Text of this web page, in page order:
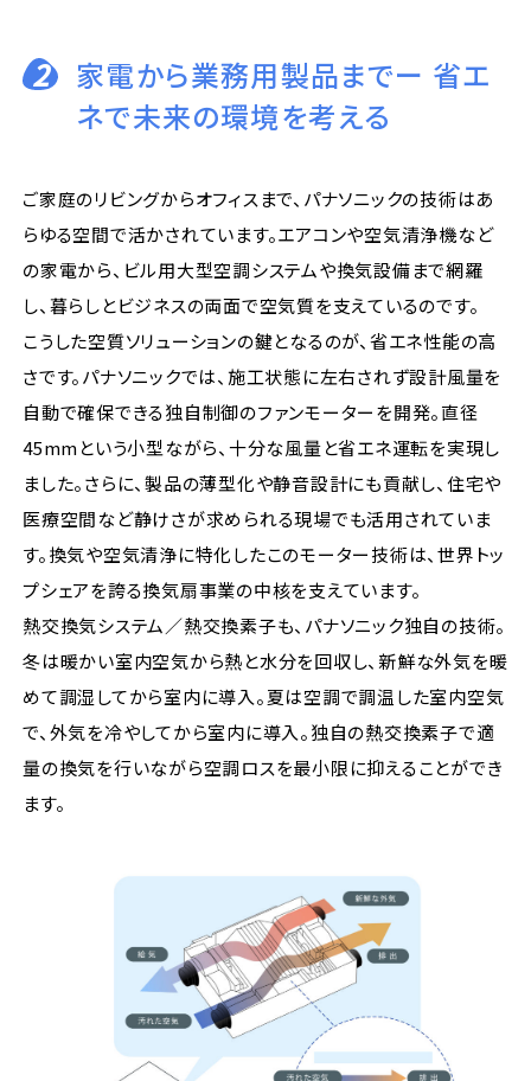
2
家電から業務用製品までー 省エ
ネで未来の環境を考える
ご家庭のリビングからオフィスまで、パナソニックの技術はあ
らゆる空間で活かされています。エアコンや空気清浄機など
の家電から、ビル用大型空調システムや換気設備まで網羅
し、暮らしとビジネスの両面で空気質を支えているのです。
こうした空質ソリューションの鍵となるのが、省エネ性能の高
さです。パナソニックでは、施工状態に左右されず設計風量を
自動で確保できる独自制御のファンモーターを開発。直径
45mmという小型ながら、十分な風量と省エネ運転を実現し
ました。さらに、製品の薄型化や静音設計にも貢献し、住宅や
医療空間など静けさが求められる現場でも活用されていま
す。換気や空気清浄に特化したこのモーター技術は、世界トッ
プシェアを誇る換気扇事業の中核を支えています。
熱交換気システム／熱交換素子も、パナソニック独自の技術。
冬は暖かい室内空気から熱と水分を回収し、新鮮な外気を暖
めて調湿してから室内に導入。夏は空調で調温した室内空気
で、外気を冷やしてから室内に導入。独自の熱交換素子で適
量の換気を行いながら空調ロスを最小限に抑えることができ
ます。